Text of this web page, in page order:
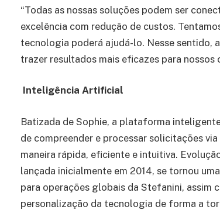
“Todas as nossas soluções podem ser
excelência com redução de custos.
tecnologia poderá ajudá-lo. Nesse sentido,
trazer resultados mais eficazes para nossos
Inteligência Artificial
Batizada de Sophie, a plataforma
de compreender e processar solicitações
maneira rápida, eficiente e intuitiva.
lançada inicialmente em 2014, se tornou
para operações globais da Stefanini, assim
personalização da tecnologia de forma a